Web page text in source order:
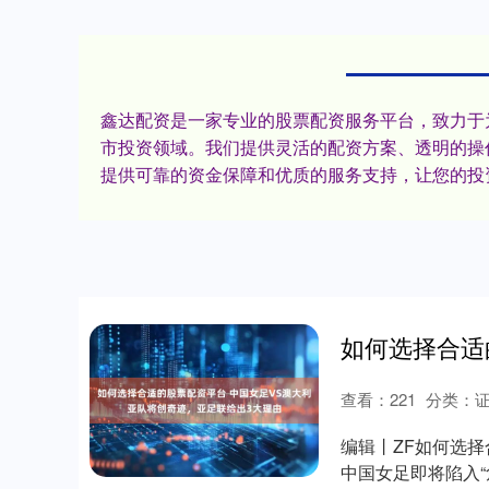
鑫达配资是一家专业的股票配资服务平台，致力
市投资领域。我们提供灵活的配资方案、透明的
提供可靠的资金保障和优质的服务支持，让您的投
查看： 221 分类：
编辑丨ZF如何选
中国女足即将陷入